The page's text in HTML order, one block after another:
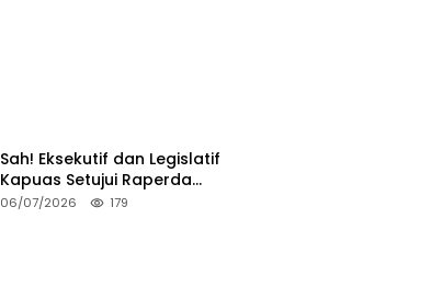
Sah! Eksekutif dan Legislatif
Kapuas Setujui Raperda
Pertanggungjawaban APBD
06/07/2026 179